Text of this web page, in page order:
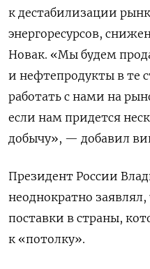
к дестабилизации
энергоресурсов,
Новак. «Мы будем
и нефтепродукты в те
работать с нами на
если нам придется
добычу», — добавил
Президент России
неоднократно
поставки в страны,
к «потолку».